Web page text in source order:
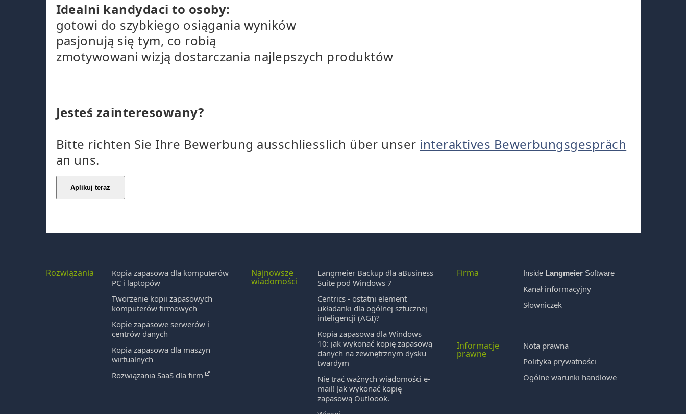
Idealni kandydaci to osoby:
gotowi do szybkiego osiągania wyników
pasjonują się tym, co robią
zmotywowani wizją dostarczania najlepszych produktów
Jesteś zainteresowany?
Bitte richten Sie Ihre Bewerbung ausschliesslich über unser interaktives Bewerbungsgespräch
an uns.
Rozwiązania
Kopia zapasowa dla komputerów
PC i laptopów
Tworzenie kopii zapasowych
komputerów firmowych
Kopie zapasowe serwerów i
centrów danych
Kopia zapasowa dla maszyn
wirtualnych
Rozwiązania SaaS dla firm
Najnowsze
wiadomości
Langmeier Backup dla aBusiness
Suite pod Windows 7
Centrics - ostatni element
układanki dla ogólnej sztucznej
inteligencji (AGI)?
Kopia zapasowa dla Windows
10: jak wykonać kopię zapasową
danych na zewnętrznym dysku
twardym
Nie trać ważnych wiadomości e-
mail! Jak wykonać kopię
zapasową Outloook.
Firma Inside LangmeierSoftware
Kanał informacyjny
Słowniczek
Informacje
prawne
Nota prawna
Polityka prywatności
Ogólne warunki handlowe